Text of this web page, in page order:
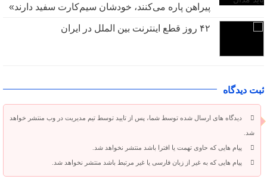
پیراهن پاره می‌کنند، خودشان سیم‌کارت سفید دارند»
۴۲ روز قطع اینترنت بین الملل در ایران
ثبت دیدگاه
دیدگاه های ارسال شده توسط شما، پس از تایید توسط تیم مدیریت در وب منتشر خواهد
شد.
پیام هایی که حاوی تهمت یا افترا باشد منتشر نخواهد شد.
پیام هایی که به غیر از زبان فارسی یا غیر مرتبط باشد منتشر نخواهد شد.